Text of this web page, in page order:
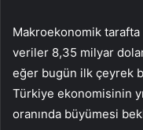
Makroekonomik tarafta
veriler 8,35 milyar
eğer bugün ilk çeyrek
Türkiye ekonomisinin
oranında büyümesi